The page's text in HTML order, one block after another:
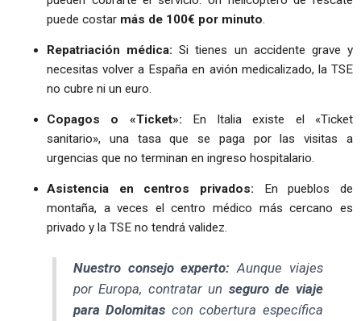
puede costar más de 100€ por minuto.
Repatriación médica: Si tienes un accidente grave y
necesitas volver a España en avión medicalizado, la TSE
no cubre ni un euro.
Copagos o «Ticket»: En Italia existe el «Ticket
sanitario», una tasa que se paga por las visitas a
urgencias que no terminan en ingreso hospitalario.
Asistencia en centros privados: En pueblos de
montaña, a veces el centro médico más cercano es
privado y la TSE no tendrá validez.
Nuestro consejo experto: Aunque viajes
por Europa, contratar un seguro de viaje
para Dolomitas con cobertura específica